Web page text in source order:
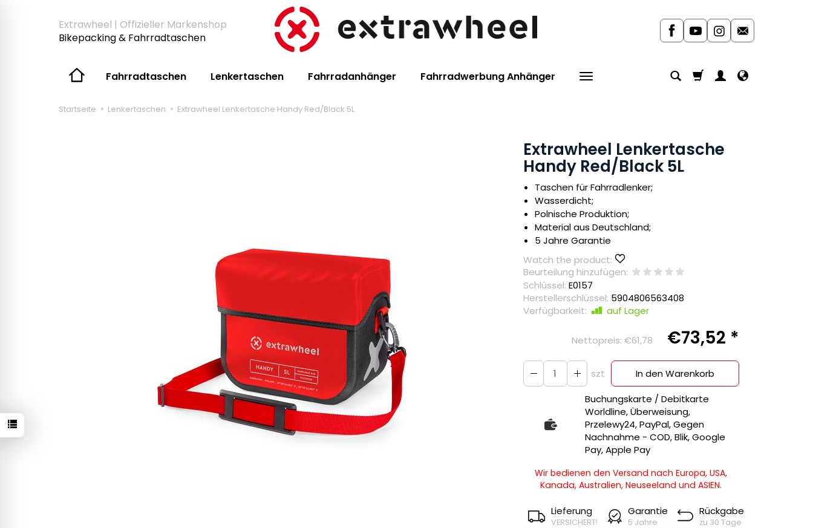
Extrawheel | Offizieller Markenshop
Bikepacking & Fahrradtaschen
Fahrradtaschen Lenkertaschen Fahrradanhänger Fahrradwerbung Anhänger
Startseite Lenkertaschen Extrawheel Lenkertasche Handy Red/Black 5L
Extrawheel Lenkertasche
Handy Red/Black 5L
Taschen für Fahrradlenker;
Wasserdicht;
Polnische Produktion;
Material aus Deutschland;
5 Jahre Garantie
Watch the product:
Beurteilung hinzufügen:
Schlüssel: E0157
Herstellerschlüssel: 5904806563408
Verfügbarkeit:
auf Lager
Nettopreis: €61,78 €73,52 *
szt
In den Warenkorb
Buchungskarte / Debitkarte
Worldline, Überweisung,
Przelewy24, PayPal, Gegen
Nachnahme - COD, Blik, Google
Pay, Apple Pay
Wir bedienen den Versand nach Europa, USA,
Kanada, Australien, Neuseeland und ASIEN.
Lieferung
VERSICHERT!
Garantie
5 Jahre
Rückgabe
zu 30 Tage